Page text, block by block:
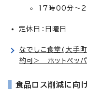
17時00分～
定休日：日曜日
なでしこ食堂(大手
約可> ホットペッパ
食品ロス削減に向